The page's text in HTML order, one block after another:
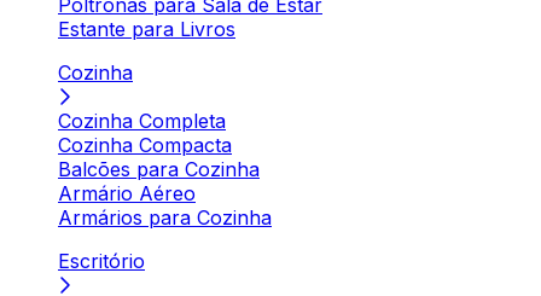
Poltronas para Sala de Estar
Estante para Livros
Cozinha
Cozinha Completa
Cozinha Compacta
Balcões para Cozinha
Armário Aéreo
Armários para Cozinha
Escritório